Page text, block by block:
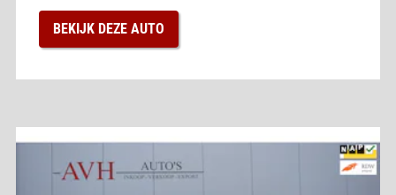
BEKIJK DEZE AUTO